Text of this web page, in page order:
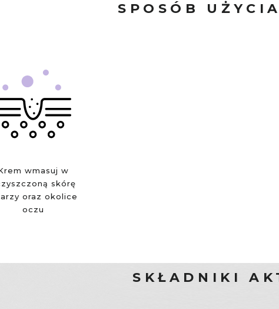
SPOSÓB UŻYCIA
wmasuj w
skórę
oraz okolice
oczu
SKŁADNIKI